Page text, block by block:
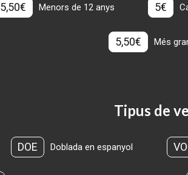
5,50€ Menors de 12 anys 5€
5,50€ Més
Tipus de
DOE Doblada en espanyol